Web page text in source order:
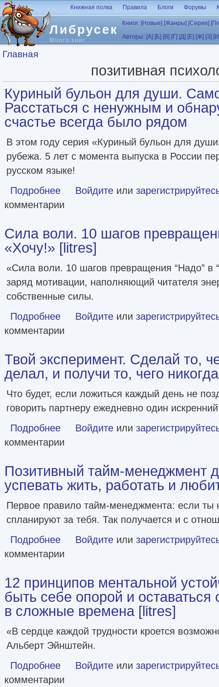
Перейти к основному содержанию
Либрусек
Много книг
Книжная полка Правила Блоги Форумы
Книги: [Новые] [Жанры] [Серии]
Авторы: [А] [Б] [В] [Г] [Д] [Е] [Ж] [З]
Вы здесь
Главная
позитивная
Куриный бульон для души.
Расстаться с ненужным и
счастье всегда было рядом
В этом году серия «Куриный бульон для
рубежа. 5 лет с момента выпуска в России
русском языке!
Подробнее о Куриный бульон для души. Самое важное.
Войдите или
комментарии
Сила воли. 10 шагов
«Хочу!» [litres]
«Сила воли. 10 шагов превращения “Надо” в
заряд мотивации, наполняющий читателя
собственные силы.
Подробнее о Сила воли. 10 шагов превращения «Надо» в «Хочу!»
Войдите или
комментарии
Твой эксперимент. Сделай то,
делал, и получи то, чего
Что будет, если ложиться каждый день не
говорить партнеру ежедневно один
Подробнее о Твой эксперимент. Сделай то, чего никогда не делал,
Войдите или
комментарии
Позитивный тайм-менеджмент
успевать жить, работать и
Первое правило тайм-менеджмента: если ты
спланируют за тебя. Так получается и с
Подробнее о Позитивный тайм-менеджмент для супругов. Как
Войдите или
комментарии
12 принципов ментальной
быть себе опорой и
в сложные времена [litres]
«В сердце каждой трудности кроется
Альберт Эйнштейн.
Подробнее о 12 принципов ментальной устойчивости. Как быть
Войдите или
комментарии